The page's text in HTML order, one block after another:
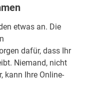
etwas an. Die
dafür, dass Ihr
Niemand, nicht
kann Ihre Online-